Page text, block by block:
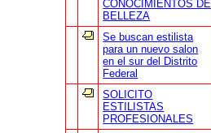
CONOCIMIENTOS DE
BELLEZA
Se buscan estilista
para un nuevo salon
en el sur del Distrito
Federal
SOLICITO
ESTILISTAS
PROFESIONALES